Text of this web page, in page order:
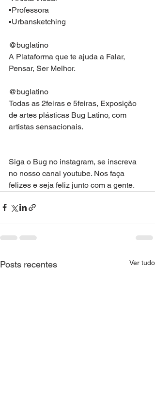
▪️Professora
▪️Urbansketching
@buglatino
A Plataforma que te ajuda a Falar,
Pensar, Ser Melhor.
@buglatino
Todas as 2feiras e 5feiras, Exposição
de artes plásticas Bug Latino, com
artistas sensacionais.
Siga o Bug no instagram, se inscreva
no nosso canal youtube. Nos faça
felizes e seja feliz junto com a gente.
Posts recentes Ver tudo